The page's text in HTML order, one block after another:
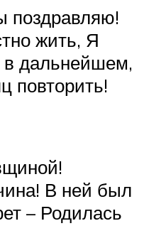
поздравляю!
жить, Я
дальнейшем,
повторить!
В ней был
– Родилась